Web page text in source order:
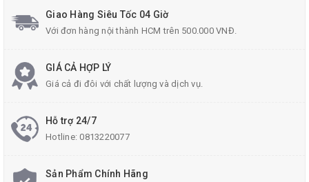
kế chống rò.
Làm nóng trước 3 phút.
NSX: 01/2022
Giao Hàng Siêu Tốc 04 Giờ
Với đơn hàng nội thành HCM trên 500.000 VNĐ.
GIÁ CẢ HỢP LÝ
Giá cả đi đôi với chất lượng và dịch vụ.
Hỗ trợ 24/7
Hotline:0813220077
Sản Phẩm Chính Hãng